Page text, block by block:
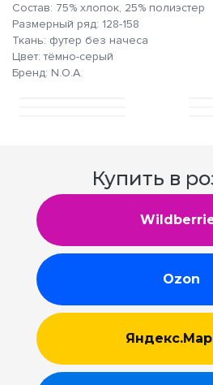
Состав: 75% хлопок, 25% полиэстер
Размерный ряд: 128-158
Ткань: футер без начеса
Цвет: тёмно-серый
Бренд: N.O.A.
Купить в
Ozon